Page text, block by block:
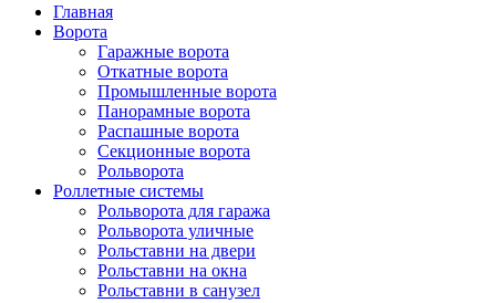
Главная
Ворота
Гаражные ворота
Откатные ворота
Промышленные ворота
Панорамные ворота
Распашные ворота
Секционные ворота
Рольворота
Роллетные системы
Рольворота для гаража
Рольворота уличные
Рольставни на двери
Рольставни на окна
Рольставни в санузел